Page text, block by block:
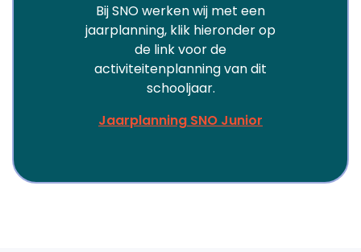
Bij SNO werken wij met een
jaarplanning, klik hieronder op
de link voor de
activiteitenplanning van dit
schooljaar.
Jaarplanning SNO Junior